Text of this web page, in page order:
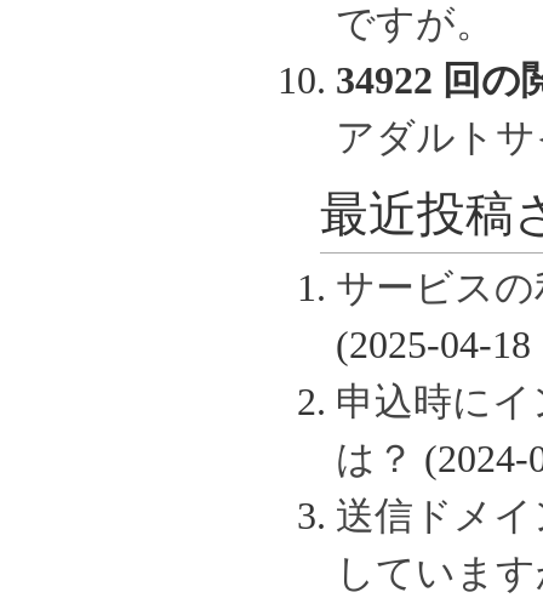
ですが。
34922 回の
アダルト
最近投稿
サービス
(2025-04-18
申込時に
は？ (2024-
送信ドメイ
していま